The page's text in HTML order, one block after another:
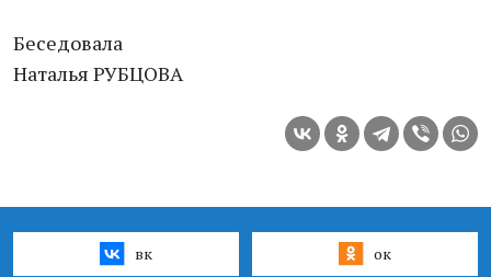
Беседовала
Наталья РУБЦОВА
вк ок